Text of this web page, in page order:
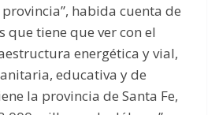
habida cuenta de
que tiene que ver con el
energética y vial,
educativa y de
la provincia de Santa Fe,